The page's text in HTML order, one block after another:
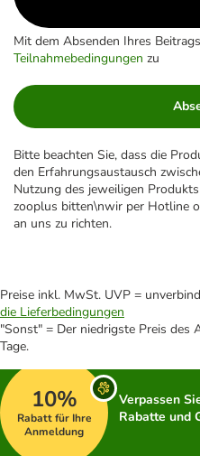
Mit dem Absenden Ihres
Teilnahmebedingungen zu
Bitte beachten Sie, dass die
den Erfahrungsaustausch
Nutzung des jeweiligen
zooplus bitten\nwir per Hotline
an uns zu richten.
Preise inkl. MwSt. UVP =
die Lieferbedingungen
"Sonst" = Der niedrigste Preis des
Tage.
10%
Rabatt für Ihre
Anmeldung
Verpassen
Rabatte und